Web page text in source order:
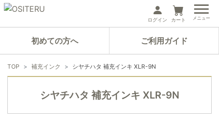
メニュー
カート
ログイン
初めての方へ ご利用ガイド
TOP 補充インク シヤチハタ 補充インキ XLR-9N
シヤチハタ 補充インキ XLR-9N